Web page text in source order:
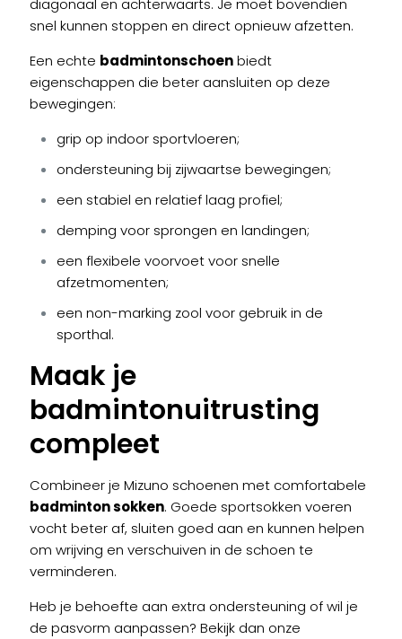
diagonaal en achterwaarts. Je moet bovendien
snel kunnen stoppen en direct opnieuw afzetten.
Een echte badmintonschoenbiedt
eigenschappen die beter aansluiten op deze
bewegingen:
grip op indoor sportvloeren;
ondersteuning bij zijwaartse bewegingen;
een stabiel en relatief laag profiel;
demping voor sprongen en landingen;
een flexibele voorvoet voor snelle
afzetmomenten;
een non-marking zool voor gebruik in de
sporthal.
Maak je
badmintonuitrusting
compleet
Combineer je Mizuno schoenen met comfortabele
badminton sokken. Goede sportsokken voeren
vocht beter af, sluiten goed aan en kunnen helpen
om wrijving en verschuiven in de schoen te
verminderen.
Heb je behoefte aan extra ondersteuning of wil je
de pasvorm aanpassen? Bekijk dan onze